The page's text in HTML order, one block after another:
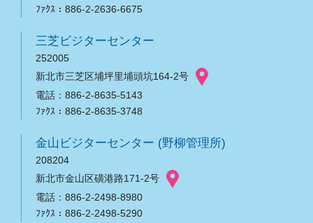
ﾌｧｸｽ：886-2-2636-6675
三芝ビジターセンター
252005
新北市三芝区埔坪里埔頭坑164-2号
電話：886-2-8635-5143
ﾌｧｸｽ：886-2-8635-3748
金山ビジターセンター (野柳管理所)
208204
新北市金山区磺港路171-2号
電話：886-2-2498-8980
ﾌｧｸｽ：886-2-2498-5290